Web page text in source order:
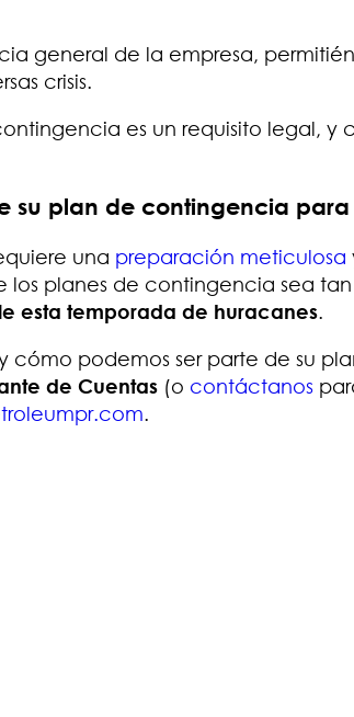
general de la empresa,
crisis.
es un requisito legal, y
su plan de contingencia
una preparación meticulosa
planes de contingencia sea tan
esta temporada de huracanes.
cómo podemos ser parte de su
de Cuentas (o contáctanos
.